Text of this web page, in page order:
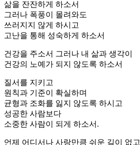
삶을 잔잔하게 하소서
그러나 폭풍이 몰려와도
쓰러지지 않게 하시고
고난을 통해 성숙하게 하소서
건강을 주소서 그러나 내 삶과 생각이
건강의 노예가 되지 않도록 하소서
질서를 지키고
원칙과 기준이 확실하며
균형과 조화를 잃지 않도록 하시고
성공한 사람보다
소중한 사람이 되게 하소서.
언제 어디서나 사랑만큼 쉬운 길이 없고